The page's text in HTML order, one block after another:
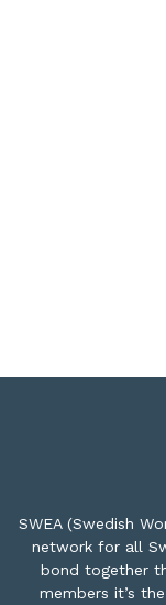
SWEA (Swedish
network for all
bond together
members it’s